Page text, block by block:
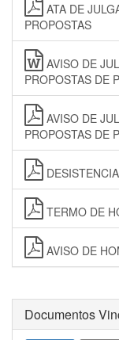
ATA DE
PROPOSTAS
AVISO DE
PROPOSTAS DE
AVISO DE
PROPOSTAS DE
TERMO DE
AVISO DE
Documentos